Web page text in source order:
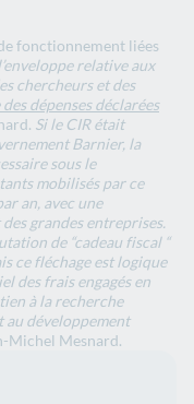
fonctionnement liées
relative aux
chercheurs et des
dépenses déclarées
Si le CIR était
Barnier, la
sous le
mobilisés par ce
an, avec une
grandes entreprises.
de “cadeau fiscal “
ce fléchage est logique
des frais engagés en
à la recherche
au développement
Michel Mesnard.